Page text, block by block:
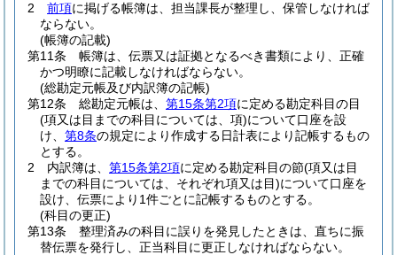
2
前項に掲げる帳簿は、担当課長が整理し、保管しなければ
ならない。
(帳簿の記載)
第11条
帳簿は、伝票又は証拠となるべき書類により、正確
かつ明瞭に記載しなければならない。
(総勘定元帳及び内訳簿の記帳)
第12条
総勘定元帳は、 第15条第2項に定める勘定科目の目
(項又は目までの科目については、項)について口座を設
け、 第8条の規定により作成する日計表により記帳するもの
とする。
2
内訳簿は、 第15条第2項に定める勘定科目の節(項又は目
までの科目については、それぞれ項又は目)について口座を
設け、伝票により1件ごとに記帳するものとする。
(科目の更正)
第13条
整理済みの科目に誤りを発見したときは、直ちに振
替伝票を発行し、正当科目に更正しなければならない。